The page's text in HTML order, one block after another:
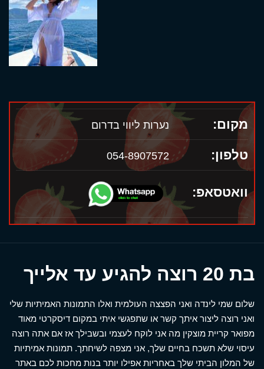
מקום: נערות ליווי בדרום
טלפון: 054-8907572
וואטסאפ:
בת 20 רוצה להגיע עד אלייך
שלום שמי לינדה ואני הפצצה העולמית ואלו התמונות האמיתיות שלי
ואני רוצה ליצור איתך קשר או שתפגשי איתי במקום דיסקרטי מאוד
מפואר קריית מוצקין מה אני לוקח לעצמי ובשבילך אז אם אתה רוצה
עיסוי שלא תשכח בחיים שלך, אני מצפה לשיחתך. תמונות אמיתיות
של המלון הביתי שלך באחריות אפילו יותר בנות מחכות לכם באתר